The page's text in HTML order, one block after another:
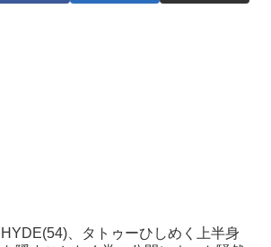
HYDE(54)、タトゥーひしめく上半身